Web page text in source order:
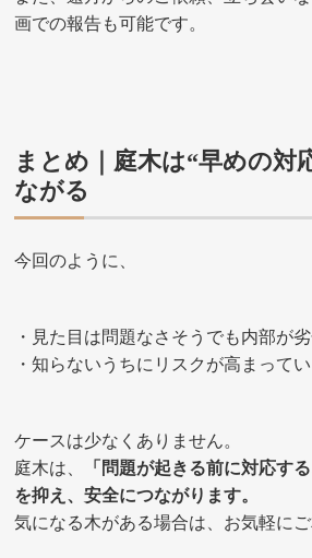
画での報告も可能です。
まとめ｜庭木は“早めの対
ながる
今回のように、
・見た目は問題なさそうでも内部が
・知らないうちにリスクが高まって
ケースは少なくありません。
庭木は、
「問題が起きる前に対応す
を抑え、安全につながります。
気になる木がある場合は、お気軽にご